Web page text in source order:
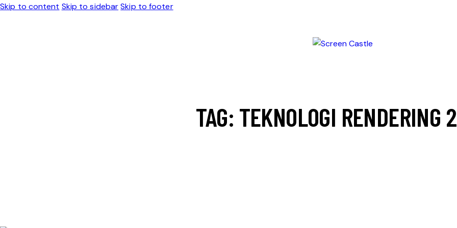
Skip to content Skip to sidebar Skip to footer
TAG: TEKNOLOGI RENDERING